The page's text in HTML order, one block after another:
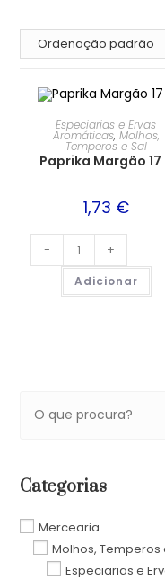
Especiarias e Ervas
Aromáticas, Molhos,
Temperos e Sal
Paprika Margão 17
1,73 €
- +
Adicionar
Categorias
Mercearia
Molhos, Temperos
Especiarias e